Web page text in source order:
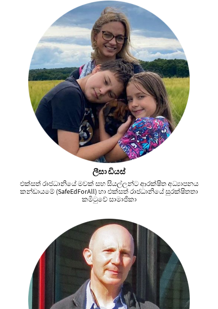
ලීසා ඩියස්
එක්සත් රාජධානියේ මවක් සහ සියල්ලන්ට ආරක්ෂිත අධ්‍යාපනය
කන්ඩායමේ (SafeEdForAll) හා එක්සත් රාජධානියේ සුරක්ෂිතතා
කමිටුවේ සාමාජිකා